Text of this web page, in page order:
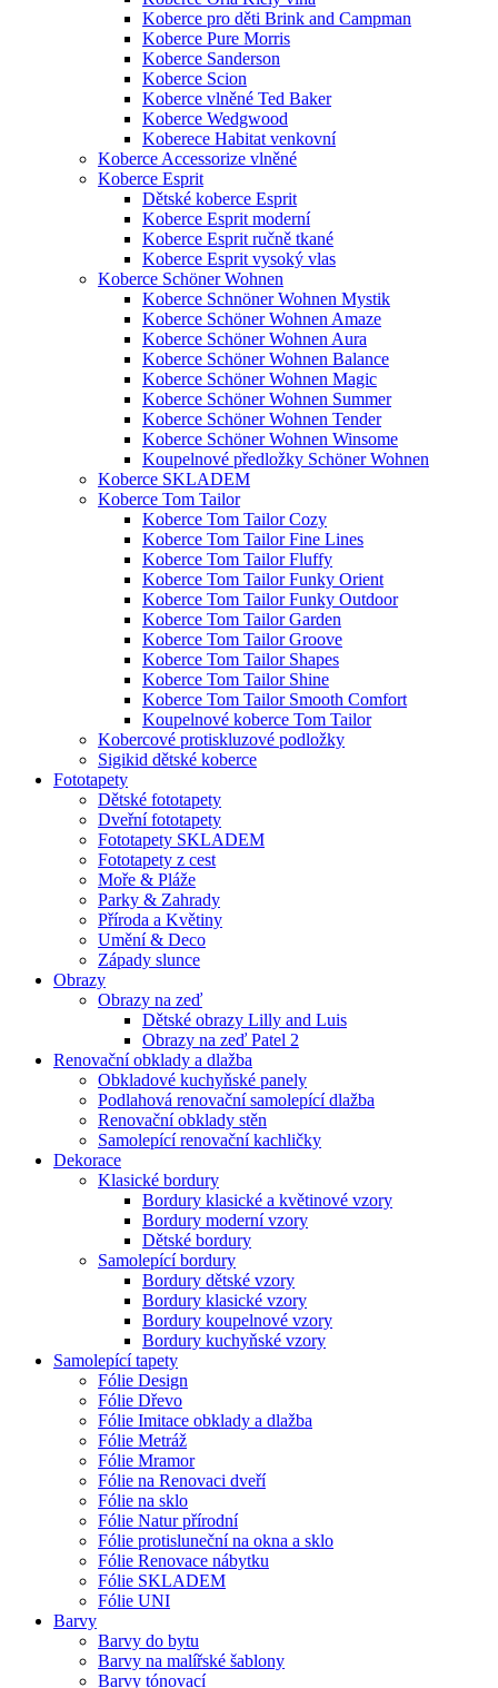
Koberce pro děti Brink and Campman
Koberce Pure Morris
Koberce Sanderson
Koberce Scion
Koberce vlněné Ted Baker
Koberce Wedgwood
Koberece Habitat venkovní
Koberce Accessorize vlněné
Koberce Esprit
Dětské koberce Esprit
Koberce Esprit moderní
Koberce Esprit ručně tkané
Koberce Esprit vysoký vlas
Koberce Schöner Wohnen
Koberce Schnöner Wohnen Mystik
Koberce Schöner Wohnen Amaze
Koberce Schöner Wohnen Aura
Koberce Schöner Wohnen Balance
Koberce Schöner Wohnen Magic
Koberce Schöner Wohnen Summer
Koberce Schöner Wohnen Tender
Koberce Schöner Wohnen Winsome
Koupelnové předložky Schöner Wohnen
Koberce SKLADEM
Koberce Tom Tailor
Koberce Tom Tailor Cozy
Koberce Tom Tailor Fine Lines
Koberce Tom Tailor Fluffy
Koberce Tom Tailor Funky Orient
Koberce Tom Tailor Funky Outdoor
Koberce Tom Tailor Garden
Koberce Tom Tailor Groove
Koberce Tom Tailor Shapes
Koberce Tom Tailor Shine
Koberce Tom Tailor Smooth Comfort
Koupelnové koberce Tom Tailor
Kobercové protiskluzové podložky
Sigikid dětské koberce
Fototapety
Dětské fototapety
Dveřní fototapety
Fototapety SKLADEM
Fototapety z cest
Moře & Pláže
Parky & Zahrady
Příroda a Květiny
Umění & Deco
Západy slunce
Obrazy
Obrazy na zeď
Dětské obrazy Lilly and Luis
Obrazy na zeď Patel 2
Renovační obklady a dlažba
Obkladové kuchyňské panely
Podlahová renovační samolepící dlažba
Renovační obklady stěn
Samolepící renovační kachličky
Dekorace
Klasické bordury
Bordury klasické a květinové vzory
Bordury moderní vzory
Dětské bordury
Samolepící bordury
Bordury dětské vzory
Bordury klasické vzory
Bordury koupelnové vzory
Bordury kuchyňské vzory
Samolepící tapety
Fólie Design
Fólie Dřevo
Fólie Imitace obklady a dlažba
Fólie Metráž
Fólie Mramor
Fólie na Renovaci dveří
Fólie na sklo
Fólie Natur přírodní
Fólie protisluneční na okna a sklo
Fólie Renovace nábytku
Fólie SKLADEM
Fólie UNI
Barvy
Barvy do bytu
Barvy na malířské šablony
Barvy tónovací